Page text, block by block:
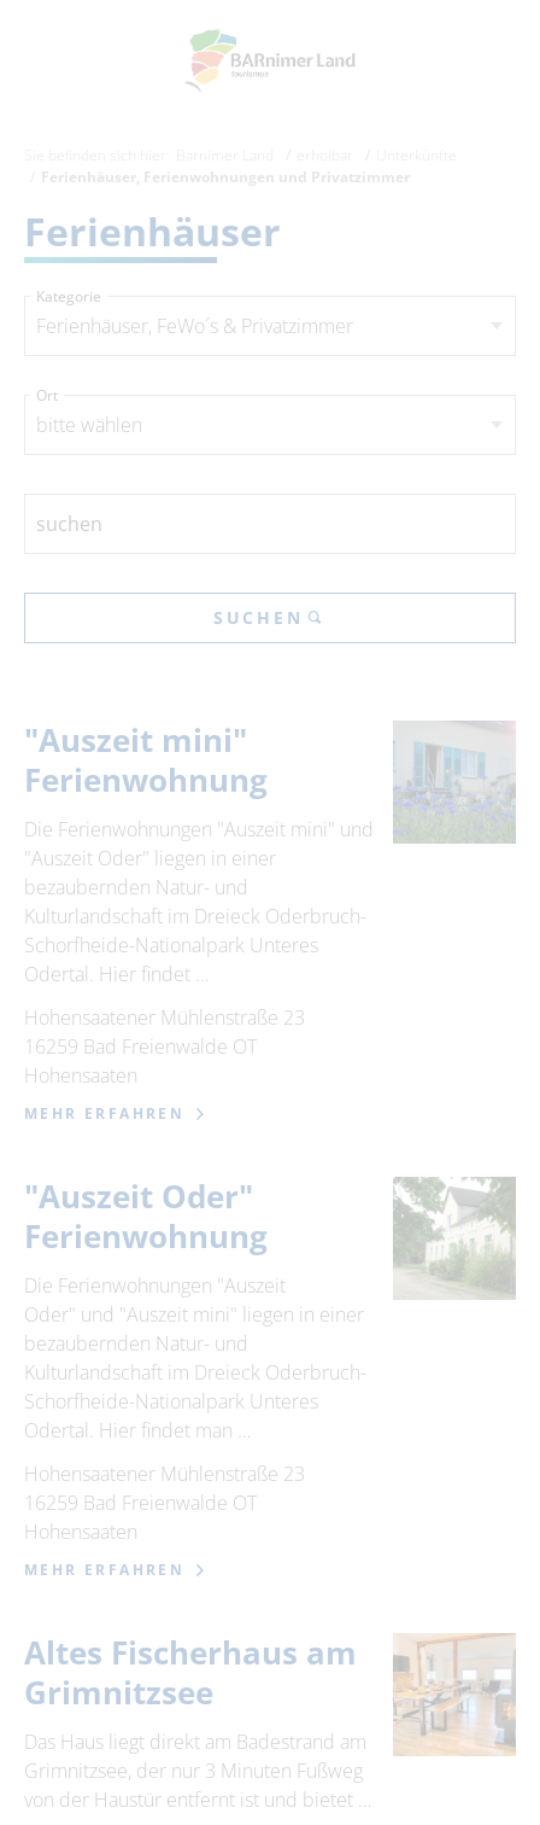
Ferienhäuser, Ferienwohnungen und Privatzimmer
Ferienhäuser
Ferienhäuser, FeWo´s & Privatzimmer
Kategorie
bitte wählen
Ort
suchen
SUCHEN
"Auszeit mini"
Ferienwohnung
Die Ferienwohnungen "Auszeit mini" und
"Auszeit Oder" liegen in einer
bezaubernden Natur- und
Kulturlandschaft im Dreieck Oderbruch-
Schorfheide-Nationalpark Unteres
Odertal. Hier findet …
Hohensaatener Mühlenstraße 23
16259 Bad Freienwalde OT
Hohensaaten
MEHR ERFAHREN
"Auszeit Oder"
Ferienwohnung
Die Ferienwohnungen "Auszeit
Oder" und "Auszeit mini" liegen in einer
bezaubernden Natur- und
Kulturlandschaft im Dreieck Oderbruch-
Schorfheide-Nationalpark Unteres
Odertal. Hier findet man …
Hohensaatener Mühlenstraße 23
16259 Bad Freienwalde OT
Hohensaaten
MEHR ERFAHREN
Altes Fischerhaus am
Grimnitzsee
Das Haus liegt direkt am Badestrand am
Grimnitzsee, der nur 3 Minuten Fußweg
von der Haustür entfernt ist und bietet …